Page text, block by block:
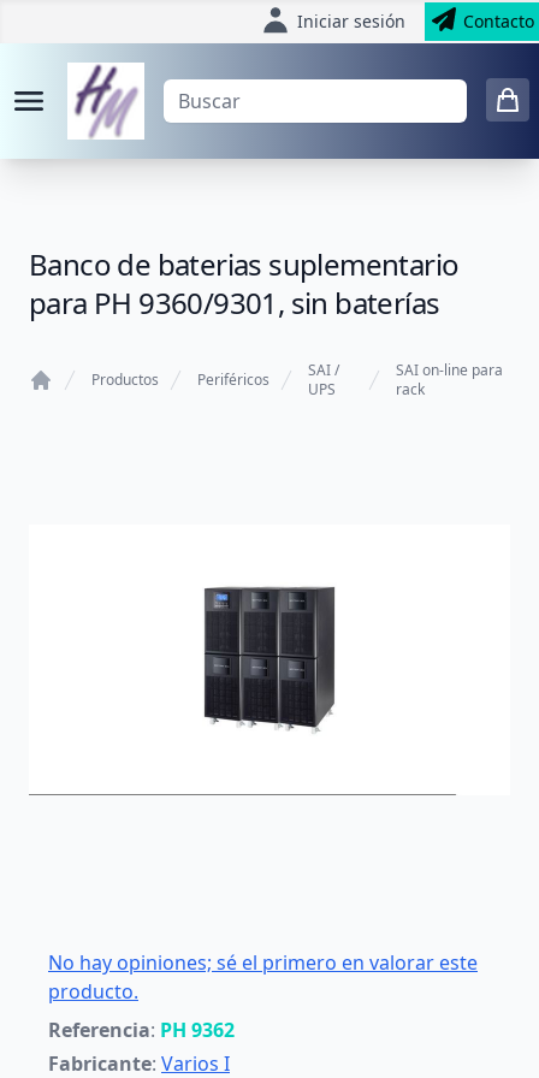
Iniciar sesión Contacto
Banco de baterias suplementario
para PH 9360/9301, sin baterías
Productos Periféricos
SAI /
UPS
SAI on-line para
rack
No hay opiniones; sé el primero en valorar este
producto.
Referencia: PH 9362
Fabricante: Varios I